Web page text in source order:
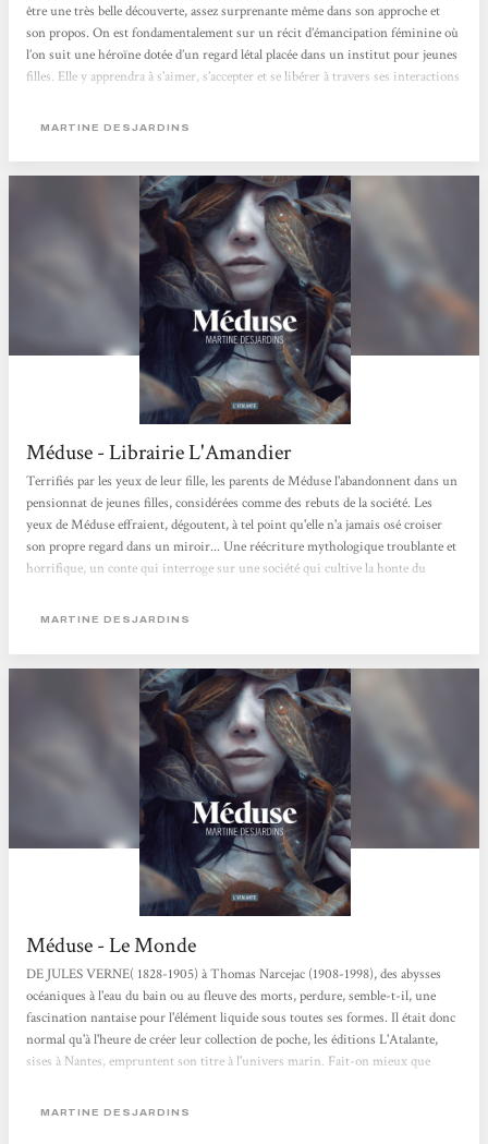
être une très belle découverte, assez surprenante même dans son approche et
son propos. On est fondamentalement sur un récit d’émancipation féminine où
l’on suit une héroïne dotée d’un regard létal placée dans un institut pour jeunes
filles. Elle y apprendra à s’aimer, s’accepter et se libérer à travers ses interactions
avertissement...
MARTINE DESJARDINS
Méduse - Librairie L'Amandier
Terrifiés par les yeux de leur fille, les parents de Méduse l'abandonnent dans un
pensionnat de jeunes filles, considérées comme des rebuts de la société. Les
yeux de Méduse effraient, dégoutent, à tel point qu'elle n'a jamais osé croiser
son propre regard dans un miroir... Une réécriture mythologique troublante et
horrifique, un conte qui interroge sur une société qui cultive la honte du
MARTINE DESJARDINS
Méduse - Le Monde
DE JULES VERNE( 1828-1905) à Thomas Narcejac (1908-1998), des abysses
océaniques à l'eau du bain ou au fleuve des morts, perdure, semble-t-il, une
fascination nantaise pour l'élément liquide sous toutes ses formes. Il était donc
normal qu'à l'heure de créer leur collection de poche, les éditions L'Atalante,
sises à Nantes, empruntent son titre à l'univers marin. Fait-on mieux que
collection, extraordinaire roman de l'écrivaine québécoise Martine Desjardins,
MARTINE DESJARDINS